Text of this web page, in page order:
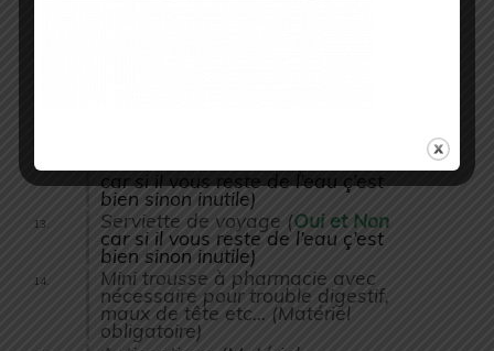
car si il vous reste de l’eau ç’est
bien sinon inutile)
Serviette de voyage (Oui et Non
car si il vous reste de l’eau ç’est
bien sinon inutile)
Mini trousse à pharmacie avec
nécessaire pour trouble digestif,
maux de tête etc… (Matériel
obligatoire)